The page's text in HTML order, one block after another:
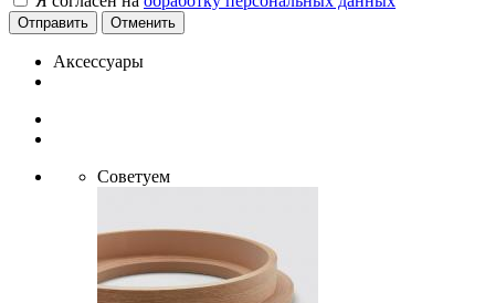
Отменить
Аксессуары
Советуем